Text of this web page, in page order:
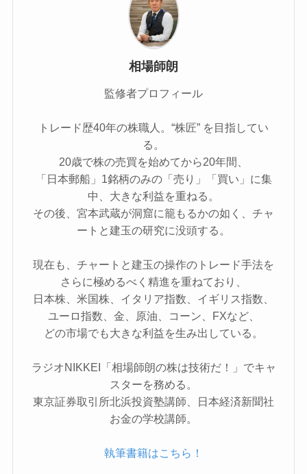
相場師朗
監修者プロフィール
トレード歴40年の株職人。“株匠” を目指してい
る。
20歳で株の売買を始めてから20年間、
「日本郵船」1銘柄のみの「売り」「買い」に集
中、大きな利益を重ねる。
その後、宮本武蔵が洞窟に籠もるかの如く、チャ
ートと建玉の研究に没頭する。
現在も、チャートと建玉の操作のトレード手法を
さらに極めるべく精進を重ねており、
日本株、米国株、イタリア指数、イギリス指数、
ユーロ指数、金、原油、コーン、FXなど、
どの市場でも大きな利益を生み出している。
ラジオNIKKEI「相場師朗の株は技術だ！」でキャ
スターを務める。
東京証券取引所北浜投資塾講師、日本経済新聞社
お金の学校講師。
執筆書籍はこちら！